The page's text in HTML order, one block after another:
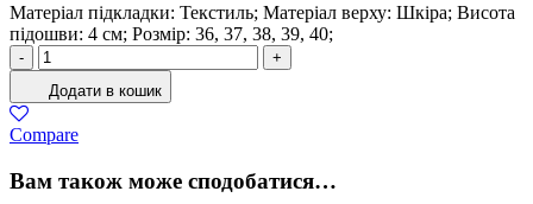
Матеріал підкладки: Текстиль; Матеріал верху: Шкіра; Висота
підошви: 4 см; Розмiр: 36, 37, 38, 39, 40;
Кеди
Жіночі
Натуральна
шкіра
Чорний
-
+
Додати в кошик
Compare
Вам також може сподобатися…